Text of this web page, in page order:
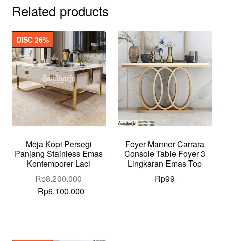
Related products
Meja Kopi Persegi
Panjang Stainless Emas
Kontemporer Laci
DISC 26%
Rp8.200.000
Original
Rp6.100.000
Foyer Marmer Carrara
Console Table Foyer 3
Lingkaran Emas Top
Rp99